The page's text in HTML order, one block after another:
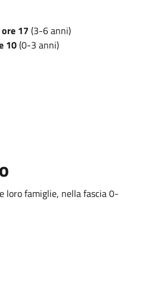
ore 17 (3-6 anni)
10(0-3 anni)
loro famiglie, nella fascia 0-